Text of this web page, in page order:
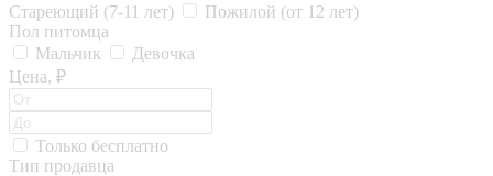
Стареющий (7-11 лет)
Пожилой (от 12 лет)
Пол питомца
Мальчик
Девочка
Цена, ₽
Только бесплатно
Тип продавца